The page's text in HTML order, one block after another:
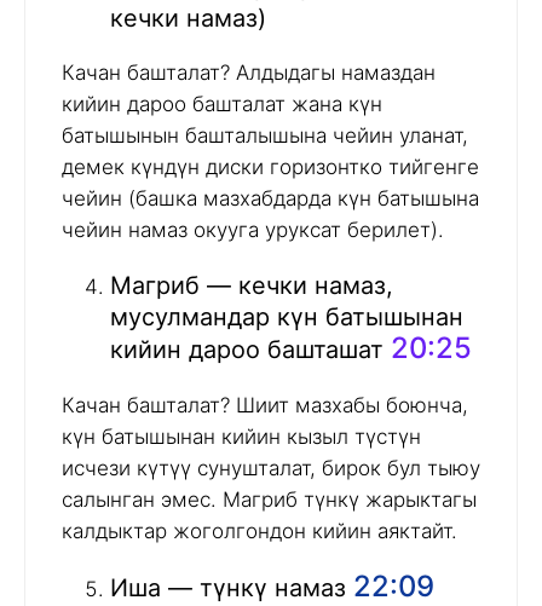
кечки намаз)
Качан башталат? Алдыдагы намаздан
кийин дароо башталат жана күн
батышынын башталышына чейин уланат,
демек күндүн диски горизонтко тийгенге
чейин (башка мазхабдарда күн батышына
чейин намаз окууга уруксат берилет).
Магриб — кечки намаз,
мусулмандар күн батышынан
кийин дароо башташат 20:25
Качан башталат? Шиит мазхабы боюнча,
күн батышынан кийин кызыл түстүн
исчези күтүү сунушталат, бирок бул тыюу
салынган эмес. Магриб түнкү жарыктагы
калдыктар жоголгондон кийин аяктайт.
Иша — түнкү намаз 22:09